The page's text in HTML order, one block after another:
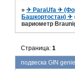
»✈ ParaUfa ✈
Башкортостан) ✈
вариометр
подвеска GIN
Страница:1